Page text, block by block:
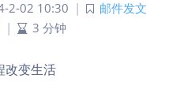
2-02 10:30 |
邮件发文
| 3 分钟
改变生活